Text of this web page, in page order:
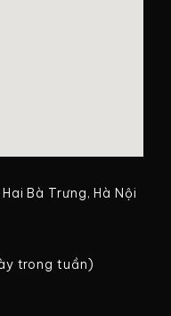
Bà Trưng, Hà Nội
trong tuần)